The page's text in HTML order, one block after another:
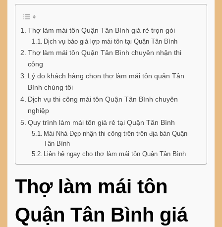
Thợ làm mái tôn Quận Tân Bình giá rẻ trọn gói
Dịch vụ báo giá lợp mái tôn tại Quận Tân Bình
Thợ làm mái tôn Quận Tân Bình chuyên nhận thi
công
Lý do khách hàng chọn thợ làm mái tôn quận Tân
Bình chúng tôi
Dịch vụ thi công mái tôn Quận Tân Bình chuyên
nghiệp
Quy trình làm mái tôn giá rẻ tại Quận Tân Bình
Mái Nhà Đẹp nhận thi công trên trên địa bàn Quận
Tân Bình
Liên hệ ngay cho thợ làm mái tôn Quận Tân Bình
Thợ làm mái tôn
Quận Tân Bình giá